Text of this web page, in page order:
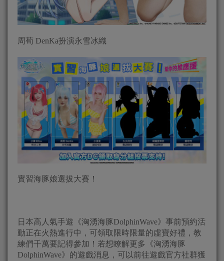
周荀 DenKa扮演永雪冰織
實習海豚娘選拔大賽！
日本高人氣手遊《洶湧海豚DolphinWave》事前預約活
動正在火熱進行中，可領取限時限量的虛寶好禮，教
練們千萬要記得參加！若想瞭解更多《洶湧海豚
DolphinWave》的遊戲消息，可以前往遊戲官方社群獲